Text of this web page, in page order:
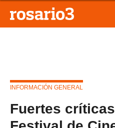
INFORMACIÓN GENERAL
Fuertes